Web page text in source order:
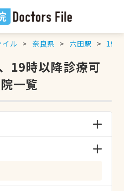
イル 奈良県 六田駅 19
19時以降診療可
一覧